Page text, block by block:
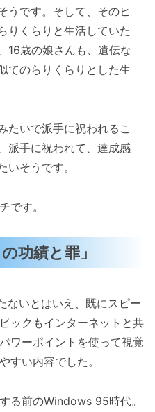
うです。そして、そのヒ
りくらりと生活していた
16歳の娘さんも、遺伝な
てのらりくらりとした生
たいで派手に祝われるこ
派手に祝われて、達成感
いそうです。
です。
功績と罪」
ないとはいえ、既にスピー
ックもインターネットと共
ワーポイントを使って視覚
すい内容でした。
る前のWindows 95時代。